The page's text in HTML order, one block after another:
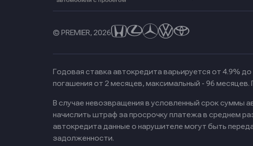
© PREMIER, 2026
Годовая ставка автокредита варьируется от 4.9%
погашения от 2 месяцев, максимальный - 96
В случае невозвращения в условленный срок суммы
начислить штраф за просрочку платежа в среднем
автокредита данные о нарушителе могут быть
задолженности.